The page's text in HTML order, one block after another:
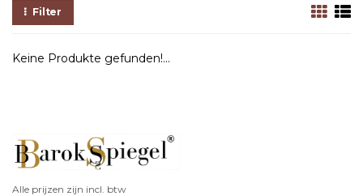
Filter
Keine Produkte gefunden!...
Alle prijzen zijn incl. btw